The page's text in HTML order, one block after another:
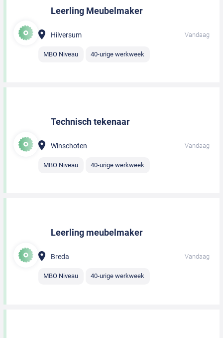
Leerling Meubelmaker
Hilversum Vandaag
MBO Niveau 40-urige werkweek
Technisch tekenaar
Winschoten Vandaag
MBO Niveau 40-urige werkweek
Leerling meubelmaker
Breda Vandaag
MBO Niveau 40-urige werkweek